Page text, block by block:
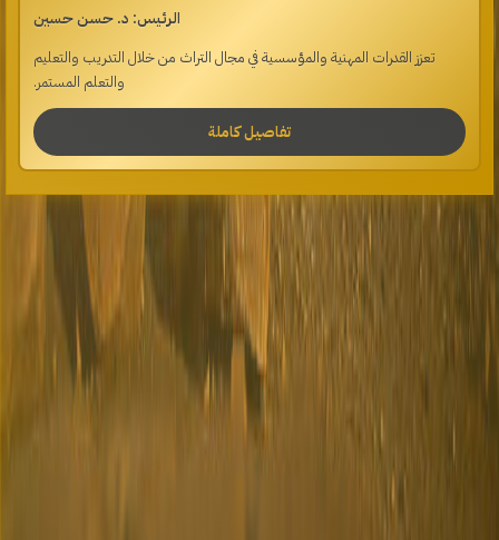
الرئيس: د. حسن حسين
تعزز القدرات المهنية والمؤسسية في مجال التراث من خلال التدريب والتعليم
والتعلم المستمر.
تفاصيل كاملة
الرئيسية